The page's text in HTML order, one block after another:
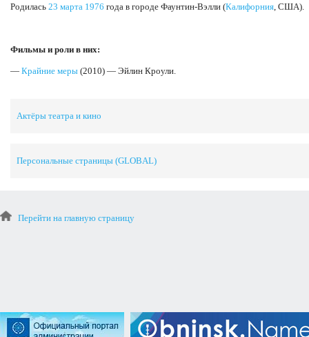
Родилась 23 марта 1976 года в городе Фаунтин-Вэлли (Калифорния, США).
Фильмы и роли в них:
— Крайние меры (2010) — Эйлин Кроули.
Актёры театра и кино
Персональные страницы (GLOBAL)
Перейти на главную страницу